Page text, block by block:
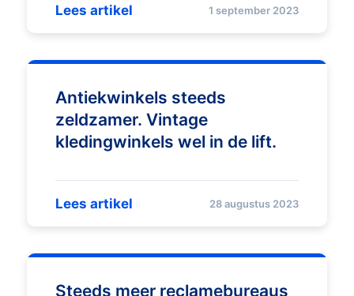
Lees artikel 1 september 2023
Antiekwinkels steeds
zeldzamer. Vintage
kledingwinkels wel in de lift.
Lees artikel 28 augustus 2023
Steeds meer reclamebureaus